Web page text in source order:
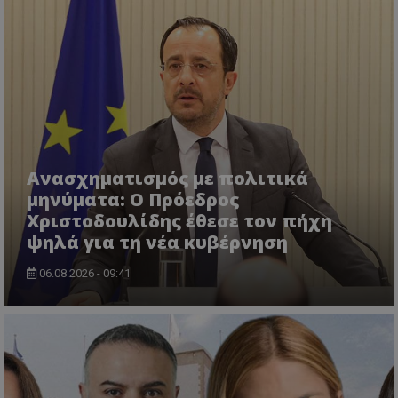
Ανασχηματισμός με πολιτικά
μηνύματα: Ο Πρόεδρος
Χριστοδουλίδης έθεσε τον πήχη
ψηλά για τη νέα κυβέρνηση
06.08.2026 - 09:41
ASP.NET_SessionId
VISITOR_PRIVACY_METADATA